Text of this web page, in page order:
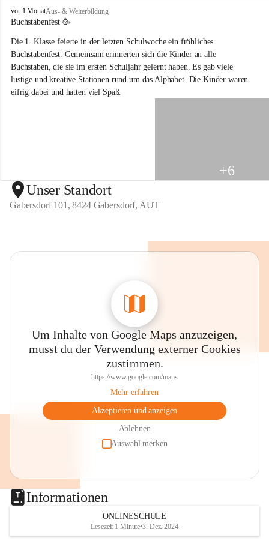
V
o
k
s
s
c
h
u
s
d
o
vor 1 MonatAus- & Weiterbildung
Buchstabenfest 🥳
Die 1. Klasse feierte in der letzten Schulwoche ein fröhliches
Buchstabenfest. Gemeinsam erinnerten sich die Kinder an alle
Buchstaben, die sie im ersten Schuljahr gelernt haben. Es gab viele
lustige und kreative Stationen rund um das Alphabet. Die Kinder waren
eifrig dabei und hatten viel Spaß.
+6
Unser Standort
Gabersdorf 101, 8424 Gabersdorf, AUT
Um Inhalte von Google Maps anzuzeigen,
musst du der Verwendung externer Cookies
zustimmen.
https://www.google.com/maps
Mehr erfahren
Akzeptieren und anzeigen
Ablehnen
Auswahl merken
Informationen
ONLINESCHULE
Lesezeit 1 Minute•3. Dez. 2024